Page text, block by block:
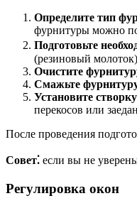
Определите тип
фурнитуры можно
Подготовьте
(резиновый
Очистите
Смажьте
Установите
перекосов или
После проведения
Совет⁚ если вы не
Регулировка окон